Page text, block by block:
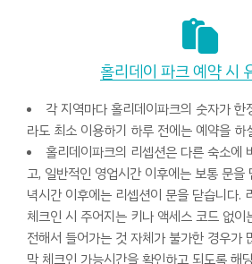
홀리데이 파크 예약 시
각 지역마다 홀리데이파크의 숫자가 한
라도 최소 이용하기 하루 전에는 예약을 하
홀리데이파크의 리셉션은 다른 숙소에
고, 일반적인 영업시간 이후에는 보통 문을
녁시간 이후에는 리셉션이 문을 닫습니다.
체크인 시 주어지는 키나 액세스 코드 없
전해서 들어가는 것 자체가 불가한 경우가
막 체크인 가능시간을 확인하고 되도록 해